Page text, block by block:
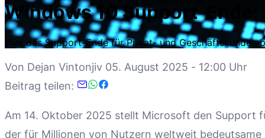
Windows 10 Support-Ende:
Was das Support-Ende für Privat- und Geschäftskunden
Von Dejan Vintonjiv 05. August 2025 - 12:00 Uhr
Beitrag teilen:
Am 14. Oktober 2025 stellt Microsoft den Support
der für Millionen von Nutzern weltweit bedeutsame